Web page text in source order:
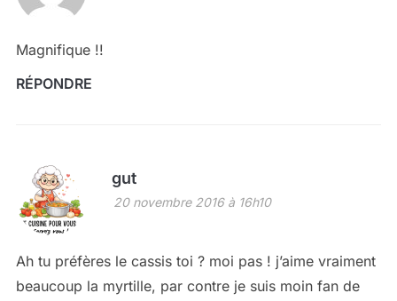
Magnifique !!
RÉPONDRE
gut
20 novembre 2016 à 16h10
Ah tu préfères le cassis toi ? moi pas ! j’aime vraiment
beaucoup la myrtille, par contre je suis moin fan de